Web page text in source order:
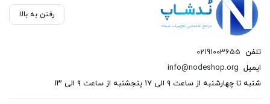
رفتن به بالا
تلفن 02191003655
ایمیل info@nodeshop.org
شنبه تا چهارشنبه از ساعت ۹ الی ۱۷ پنجشنبه از ساعت ۹ الی ۱۳